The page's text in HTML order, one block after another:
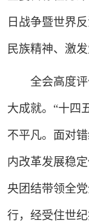
日战争暨世界
民族精神、激
全会高度评
大成就。“十四
不平凡。面对
内改革发展稳
央团结带领全
行，经受住世